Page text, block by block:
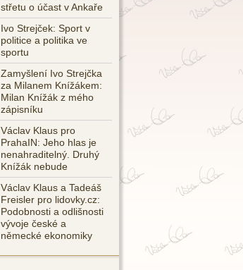
střetu o účast v Ankaře
Ivo Strejček: Sport v
politice a politika ve
sportu
Zamyšlení Ivo Strejčka
za Milanem Knížákem:
Milan Knížák z mého
zápisníku
Václav Klaus pro
PrahaIN: Jeho hlas je
nenahraditelný. Druhý
Knížák nebude
Václav Klaus a Tadeáš
Freisler pro lidovky.cz:
Podobnosti a odlišnosti
vývoje české a
německé ekonomiky